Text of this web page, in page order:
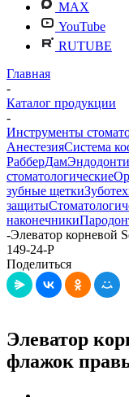
MAX
YouTube
RUTUBE
Главная
-
Каталог продукции
-
Инструменты
АнестезияСистема
РабберДам
стоматологические
зубные щетки
защиты
наконечники
-Элеватор корневой
149-24-P
Поделиться
Элеватор
флажок